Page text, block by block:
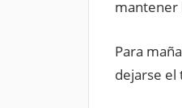
mantener
Para
dejarse el